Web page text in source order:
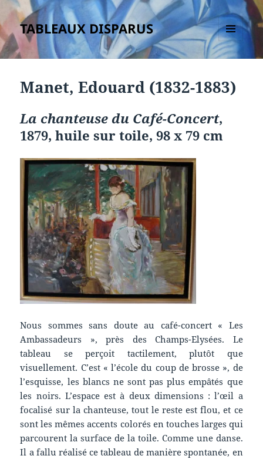
TABLEAUX DISPARUS
MENU
ET
Manet, Edouard (1832-1883)
La chanteuse du Café-Concert,
1879, huile sur toile, 98 x 79 cm
Nous sommes sans doute au café-concert « Les
Ambassadeurs », près des Champs-Elysées. Le
tableau se perçoit tactilement, plutôt que
visuellement. C’est « l’école du coup de brosse », de
l’esquisse, les blancs ne sont pas plus empâtés que
les noirs. L’espace est à deux dimensions : l’œil a
focalisé sur la chanteuse, tout le reste est flou, et ce
sont les mêmes accents colorés en touches larges qui
parcourent la surface de la toile. Comme une danse.
Il a fallu réalisé ce tableau de manière spontanée, en